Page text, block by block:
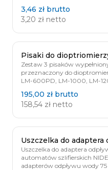
dostępnych na rynku. Przezroczysta struktura pryzmatu
pokryta jest w środkowej
położenia względem
uchwytach pryzmatu w
pryzmat umieszczony jest
opakowaniu. Sterylizowany jest tlenkiem etylenu, co eliminuje
ryzyko alergii u pacjenta.
3,46 zł brutto
3,20 zł netto
Pisaki do
Zestaw 3 pisaków
przeznaczony do
LM-600PD, LM-1000, LM-
195,00 zł brutto
158,54 zł netto
Uszczelka do adaptera
Uszczelka do adaptera
automatów szlifierskich NIDEK. Uszczelka piankowa
adapterów odpływu wody